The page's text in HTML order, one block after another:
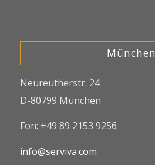
München
Neureutherstr. 24
D-80799 München
Fon: +49 89 2153 9256
info@serviva.com